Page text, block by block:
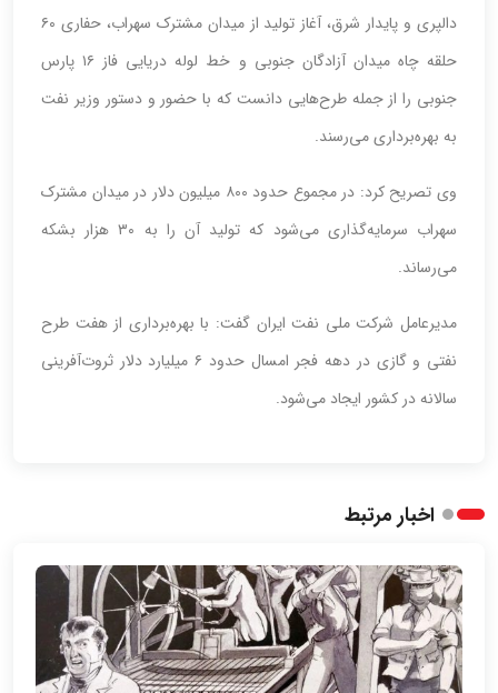
دالپری و پایدار شرق، آغاز تولید از میدان مشترک سهراب، حفاری ۶۰
حلقه چاه میدان آزادگان جنوبی و خط لوله دریایی فاز ۱۶ پارس
جنوبی را از جمله طرح‌هایی دانست که با حضور و دستور وزیر نفت
به بهره‌برداری می‌رسند.
وی تصریح کرد: در مجموع حدود ۸۰۰ میلیون دلار در میدان مشترک
سهراب سرمایه‌گذاری می‌شود که تولید آن را به ۳۰ هزار بشکه
می‌رساند.
مدیرعامل شرکت ملی نفت ایران گفت: با بهره‌برداری از هفت طرح
نفتی و گازی در دهه فجر امسال حدود ۶ میلیارد دلار ثروت‌آفرینی
سالانه در کشور ایجاد می‌شود.
اخبار مرتبط